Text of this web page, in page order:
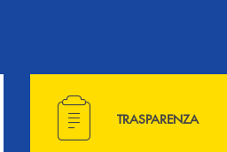
Hai bisogno di alcuni
TRASPARENZA